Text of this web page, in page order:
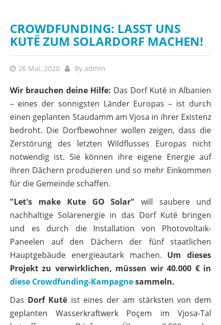
CROWDFUNDING: LASST UNS
KUTË ZUM SOLARDORF MACHEN!
26 Mai, 2020 By admin
Wir brauchen deine Hilfe: Das Dorf Kutë in Albanien
– eines der sonnigsten Länder Europas – ist durch
einen geplanten Staudamm am Vjosa in ihrer Existenz
bedroht. Die Dorfbewohner wollen zeigen, dass die
Zerstörung des letzten Wildflusses Europas nicht
notwendig ist. Sie können ihre eigene Energie auf
ihren Dächern produzieren und so mehr Einkommen
für die Gemeinde schaffen.
"Let's make Kute GO Solar" will saubere und
nachhaltige Solarenergie in das Dorf Kutë bringen
und es durch die Installation von Photovoltaik-
Paneelen auf den Dächern der fünf staatlichen
Hauptgebäude energieautark machen. Um dieses
Projekt zu verwirklichen, müssen wir 40.000 € in
diese Crowdfunding-Kampagnesammeln.
Das Dorf Kutë ist eines der am stärksten von dem
geplanten Wasserkraftwerk Poçem im Vjosa-Tal